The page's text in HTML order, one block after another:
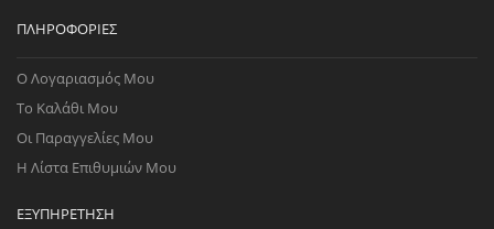
ΠΛΗΡΟΦΟΡΊΕΣ
Ο Λογαριασμός Μου
Το Καλάθι Μου
Οι Παραγγελίες Μου
Η Λίστα Επιθυμιών Μου
ΕΞΥΠΗΡΈΤΗΣΗ